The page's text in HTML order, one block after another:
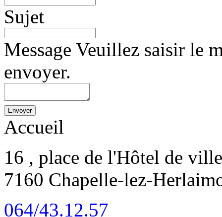
Sujet
Message Veuillez saisir le
envoyer.
Accueil
16 , place de l'Hôtel de ville
7160 Chapelle-lez-
064/43.12.57